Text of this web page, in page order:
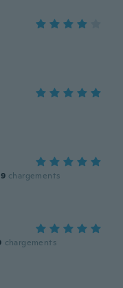
chargements
chargements